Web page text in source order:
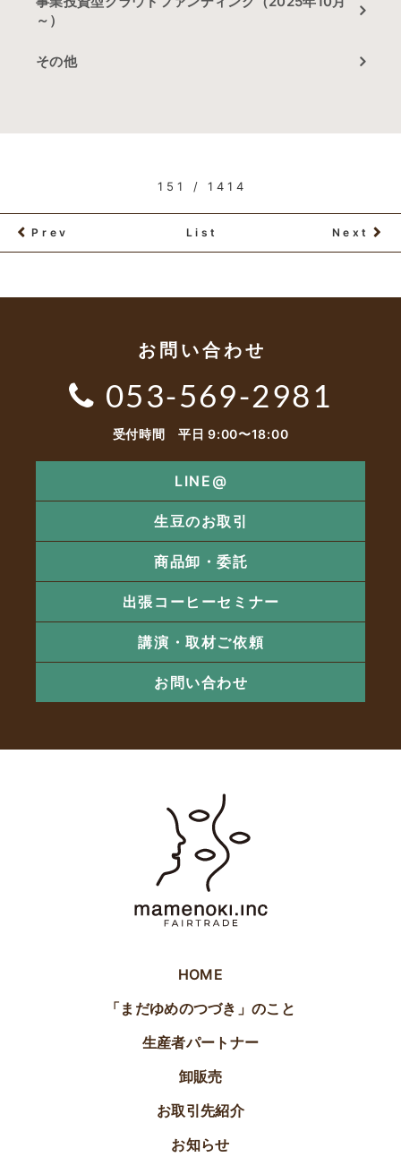
～）
その他
151 / 1414
Prev List Next
お問い合わせ
053-569-2981
受付時間 平日 9:00〜18:00
LINE@
生豆のお取引
商品卸・委託
出張コーヒーセミナー
講演・取材ご依頼
お問い合わせ
HOME
「まだゆめのつづき」のこと
生産者パートナー
卸販売
お取引先紹介
お知らせ